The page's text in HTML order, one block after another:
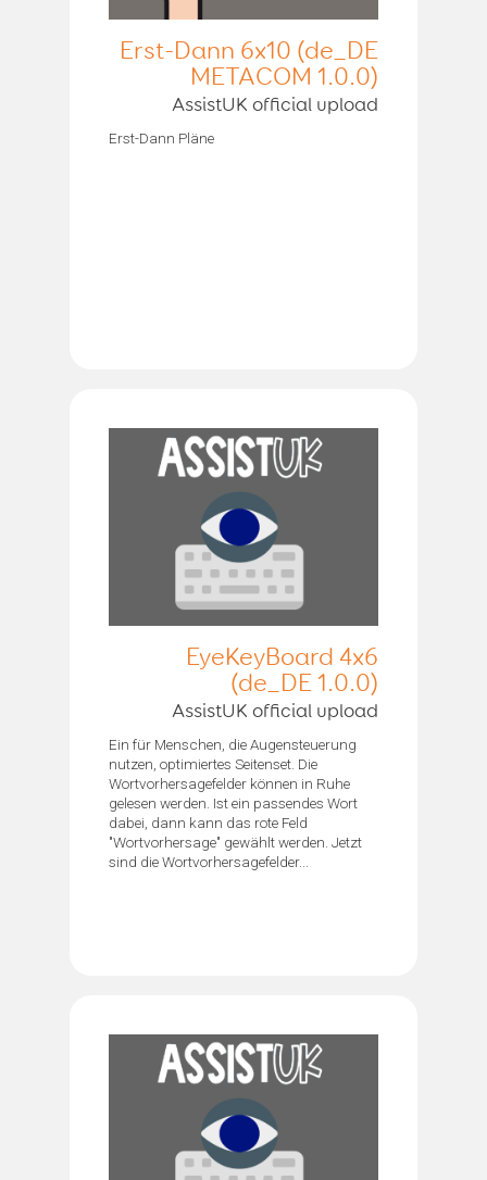
Erst-Dann 6x10 (de_DE
METACOM 1.0.0)
AssistUK official upload
Erst-Dann Pläne
EyeKeyBoard 4x6
(de_DE 1.0.0)
AssistUK official upload
Ein für Menschen, die Augensteuerung
nutzen, optimiertes Seitenset. Die
Wortvorhersagefelder können in Ruhe
gelesen werden. Ist ein passendes Wort
dabei, dann kann das rote Feld
"Wortvorhersage" gewählt werden. Jetzt
sind die Wortvorhersagefelder...